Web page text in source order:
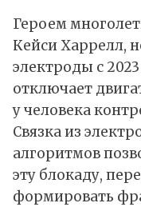
Героем
Кейси Харрелл,
электроды с
отключает
у человека
Связка из
алгоритмов
эту блокаду,
формировать